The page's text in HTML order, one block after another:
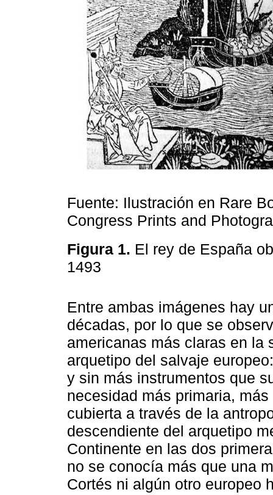
Fuente: Ilustración en Rare
Congress Prints and
Figura 1. El rey de España
1493
Entre ambas imágenes hay
décadas, por lo que se
americanas más claras en la
arquetipo del salvaje
y sin más instrumentos que
necesidad más primaria,
cubierta a través de la
descendiente del arquetipo
Continente en las dos
no se conocía más que una
Cortés ni algún otro europeo